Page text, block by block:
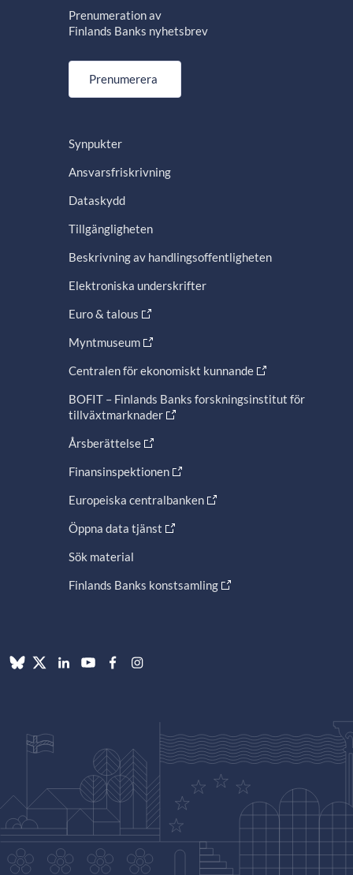
Prenumeration av
Finlands Banks nyhetsbrev
Prenumerera
Synpukter
Ansvarsfriskrivning
Dataskydd
Tillgängligheten
Beskrivning av handlingsoffentligheten
Elektroniska underskrifter
Euro & talous
Myntmuseum
Centralen för ekonomiskt kunnande
BOFIT – Finlands Banks forskningsinstitut för
tillväxtmarknader
Årsberättelse
Finansinspektionen
Europeiska centralbanken
Öppna data tjänst
Sök material
Finlands Banks konstsamling